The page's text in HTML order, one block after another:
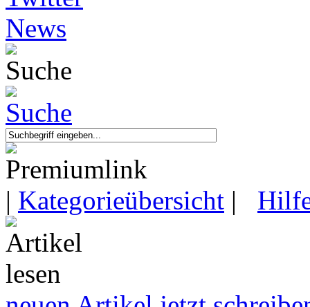
| Kategorieübersicht |